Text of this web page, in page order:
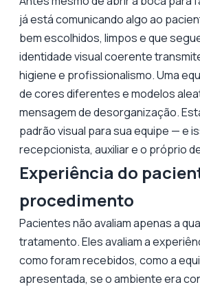
já está comunicando algo ao
bem escolhidos, limpos e que
identidade visual coerente
higiene e profissionalismo. Uma
de cores diferentes e modelos
mensagem de desorganização.
padrão visual para sua equipe — e
recepcionista, auxiliar e o próprio
Experiência do
procedimento
Pacientes não avaliam apenas a
tratamento. Eles avaliam a
como foram recebidos, como a
apresentada, se o ambiente era